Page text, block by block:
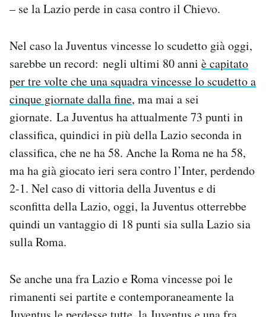
Hai bisogno di aiuto?
– se la Lazio perde in casa contro il Chievo.
Nel caso la Juventus vincesse lo scudetto già oggi,
sarebbe un record: negli ultimi 80 anni è capitato
per tre volte che una squadra vincesse lo scudetto a
cinque giornate dalla fine, ma mai a sei
giornate. La Juventus ha attualmente 73 punti in
classifica, quindici in più della Lazio seconda in
classifica, che ne ha 58. Anche la Roma ne ha 58,
ma ha già giocato ieri sera contro l’Inter, perdendo
2-1. Nel caso di vittoria della Juventus e di
sconfitta della Lazio, oggi, la Juventus otterrebbe
quindi un vantaggio di 18 punti sia sulla Lazio sia
sulla Roma.
Se anche una fra Lazio e Roma vincesse poi le
rimanenti sei partite e contemporaneamente la